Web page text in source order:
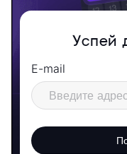
Успей
E-mail